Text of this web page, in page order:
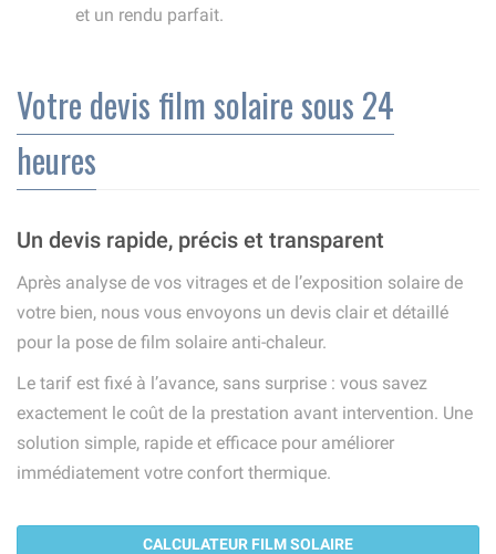
et un rendu parfait.
Votre devis film solaire sous 24
heures
Un devis rapide, précis et transparent
Après analyse de vos vitrages et de l’exposition solaire de
votre bien, nous vous envoyons un devis clair et détaillé
pour la pose de film solaire anti-chaleur.
Le tarif est fixé à l’avance, sans surprise : vous savez
exactement le coût de la prestation avant intervention. Une
solution simple, rapide et efficace pour améliorer
immédiatement votre confort thermique.
CALCULATEUR FILM SOLAIRE